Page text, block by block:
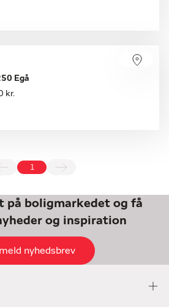
Egå
kr.
på boligmarkedet og få
og inspiration
nyhedsbrev